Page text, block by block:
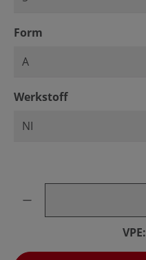
Form
Werkstoffauswählen
VPE: